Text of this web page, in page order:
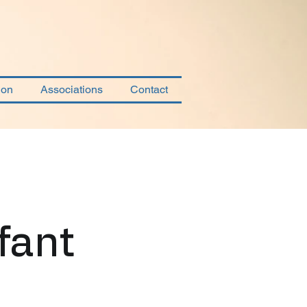
Associations Contact